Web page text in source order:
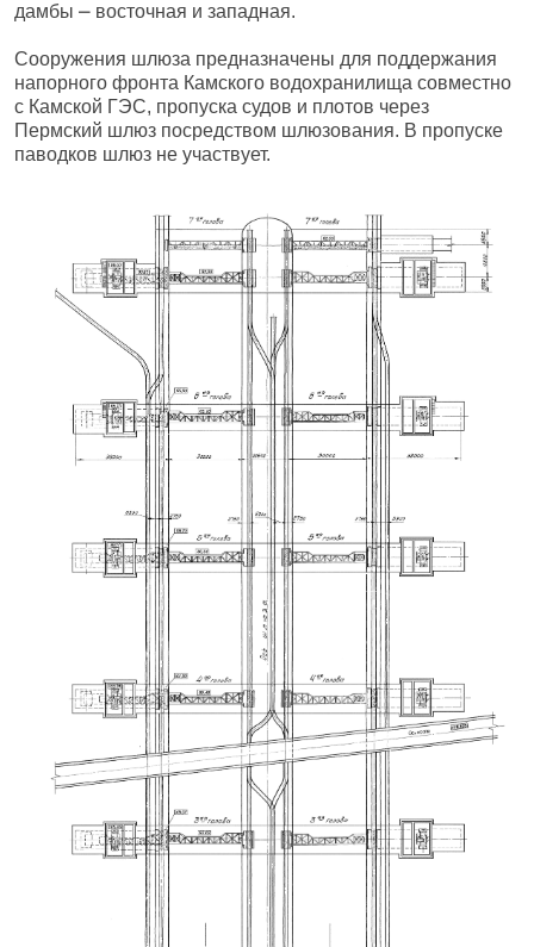
дамбы ⎼ восточная и западная.
Сооружения шлюза предназначены для поддержания
напорного фронта Камского водохранилища совместно
с Камской ГЭС, пропуска судов и плотов через
Пермский шлюз посредством шлюзования. В пропуске
паводков шлюз не участвует.